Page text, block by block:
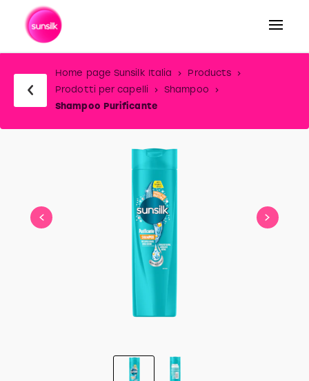
Home page Sunsilk Italia
Products
Prodotti per capelli
Shampoo
Shampoo Purificante